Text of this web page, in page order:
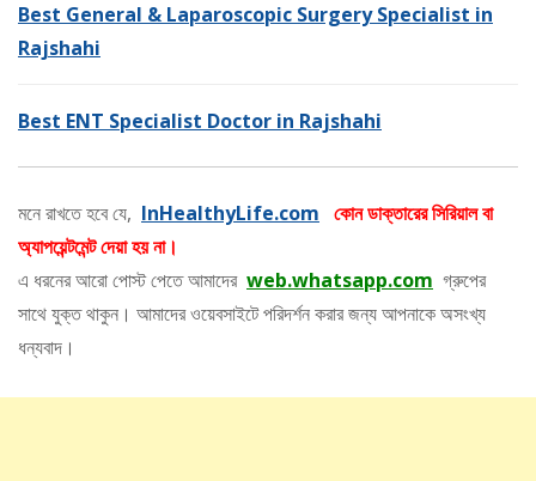
Best General & Laparoscopic Surgery Specialist in
Rajshahi
Best ENT Specialist Doctor in Rajshahi
মনে রাখতে হবে যে, InHealthyLife.com কোন ডাক্তারের সিরিয়াল বা
অ্যাপয়েন্টমেন্ট দেয়া হয় না।
এ ধরনের আরো পোস্ট পেতে আমাদের web.whatsapp.com গ্রুপের
সাথে যুক্ত থাকুন। আমাদের ওয়েবসাইটে পরিদর্শন করার জন্য আপনাকে অসংখ্য
ধন্যবাদ।